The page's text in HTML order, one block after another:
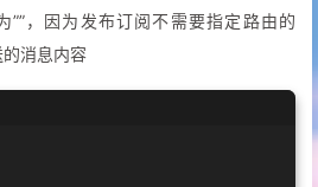
””，因为发布订阅不需要指定路由的
消息内容